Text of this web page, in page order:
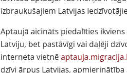
izbraukušajiem Latvijas
Aptaujā aicināts piedalīties
Latviju, bet pastāvīgi vai daļēji
interneta vietnē
dzīvi ārpus Latvijas,